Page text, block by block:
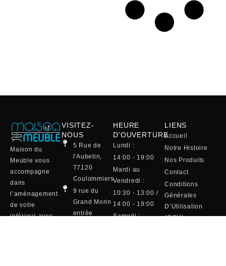
Maison du
Meuble vous
accompagne
dans
l’aménagement
de votre
intérieur avec
VISITEZ-
NOUS
5 Rue de
l'Aubetin,
77120
Coulommiers
9 rue du
Grand Morin
entrée
HEURE
D'OUVERTURE
Lundi :
14:00 - 19:00
Mardi au
Vendredi :
10:30 - 13:00 /
14:00 - 19:00
Samedi :
LIENS
Accueil
Notre Histoire
Nos Produits
Contact
Conditions
Générales
D’Utilisation
(CGU)